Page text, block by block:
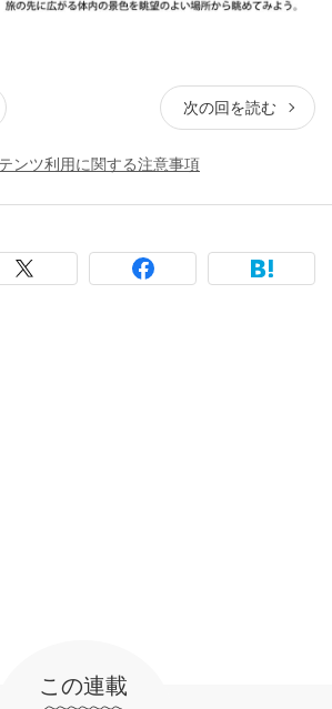
次の回を読む
ンツ利用に関する注意事項
この連載